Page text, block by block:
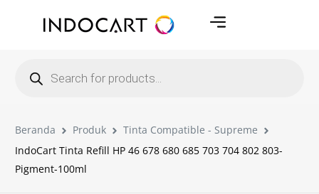
Beranda Produk
Tinta Compatible - Supreme
IndoCart Tinta Refill HP 46 678 680 685 703 704 802 803-
Pigment-100ml